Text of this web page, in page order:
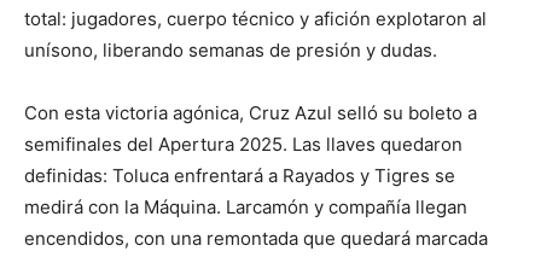
total: jugadores, cuerpo técnico y afición explotaron al
unísono, liberando semanas de presión y dudas.
Con esta victoria agónica, Cruz Azul selló su boleto a
semifinales del Apertura 2025. Las llaves quedaron
definidas: Toluca enfrentará a Rayados y Tigres se
medirá con la Máquina. Larcamón y compañía llegan
encendidos, con una remontada que quedará marcada